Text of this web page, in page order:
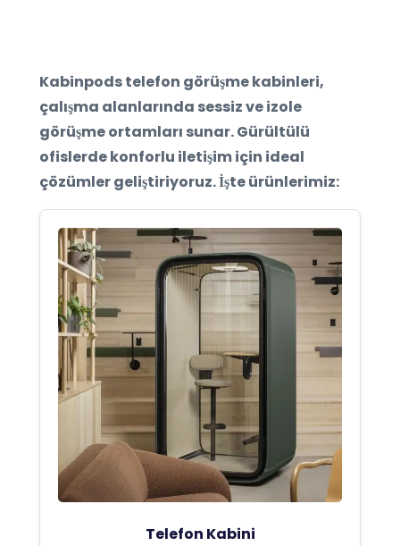
Kabinpods telefon görüşme kabinleri,
çalışma alanlarında sessiz ve izole
görüşme ortamları sunar. Gürültülü
ofislerde konforlu iletişim için ideal
çözümler geliştiriyoruz. İşte ürünlerimiz:
Telefon Kabini